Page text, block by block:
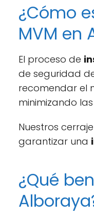
¿Cómo
MVM en
El proceso de
de seguridad
recomendar el
minimizando
Nuestros
garantizar una
¿Qué